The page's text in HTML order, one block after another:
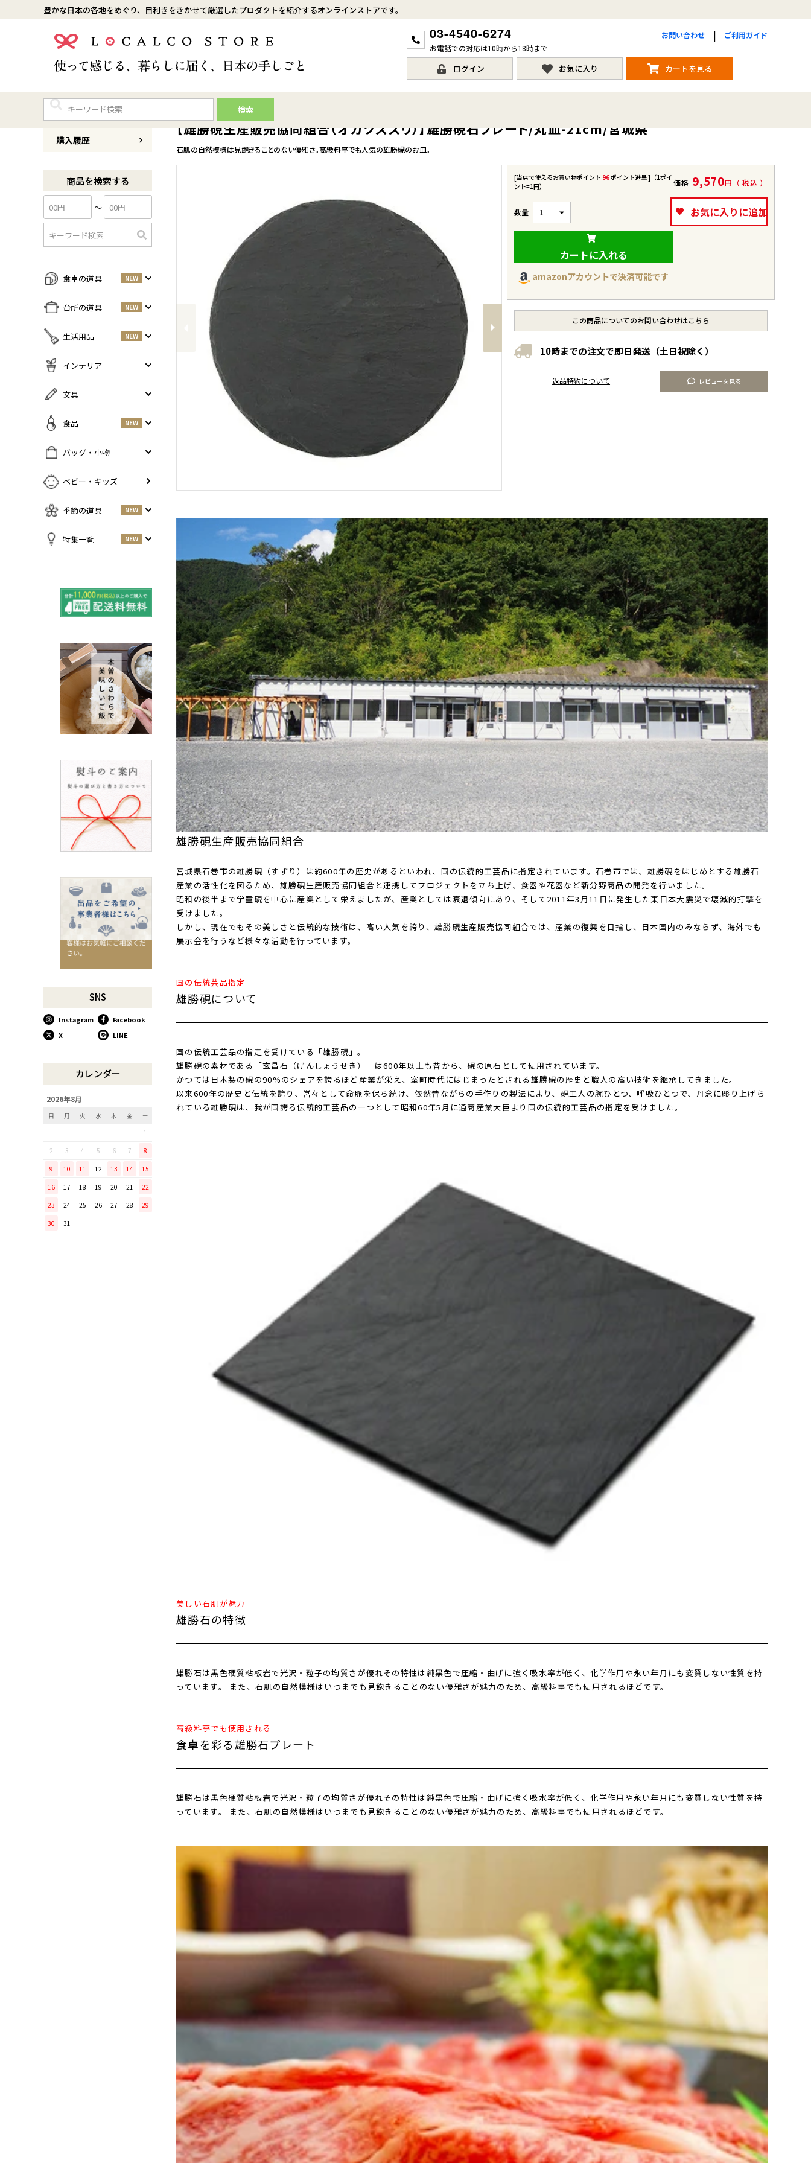
豊かな日本の各地をめぐり、目利きをきかせて厳選したプロダクトを紹介するオンラインストアです。
03-4540-6274
お電話での対応は10時から18時まで
お問い合わせ ご利用ガイド
ログイン お気に入り カートを見る
検索
購入履歴
商品を検索する
〜
検
食卓の道具 NEW
すべての商品をみる
丼・小鉢
グラス・タンブラー
NEW
トレイ・コースター・鍋しき
お弁当グッズ
ポット・鉄瓶
台所の道具 NEW
すべての商品をみる
鍋・フライパン
NEW
調理器具
保存容器
その他キッチンツール
生活用品 NEW
すべての商品をみる
美容ケア
NEW
インテリア
すべての商品をみる
香・ろうそく
文具
すべての商品をみる
PCアクセサリー
食品 NEW
すべての商品を見る
コーヒー NEW
NEW
バッグ・小物
すべての商品をみる
名刺入れ・カードケース
ベビー・キッズ
季節の道具 NEW
すべての商品をみる
秋
特集一覧 NEW
よくある質問〈ほうき
全般〉
NEW
方
棕櫚箒と江戸箒の違い NEW
江戸箒の特徴 NEW
棕櫚箒の特徴 NEW
箒で見直す暮らしの基
準
NEW
ノスタルジックな肥前びーど
SUSgalleryと過ごす至福の時
千切りピーラーで仕込んでみ
星座マグでくつろぎのひとと
コーヒーミルで格別な1杯を
味わう
行平鍋があればたいていのこ
とは大丈夫。
馬毛歯ブラシがオススメな理
お祝い事に欠かせない「ミニ
使い込んで育てる道具、卵焼
き鍋
リンゴのための魅せるナイフ
『pomme』
「毎日納豆を食べていま
てほしい山只華陶苑の納豆鉢
調理から盛り付けまでこなす
「寿 菜箸」は、とても優秀
作所のペティナイフ「ゆり
ミニパンのお手入れ方法
ミニパン（大）で料理を楽し
SNS
Instagram
Facebook
X
LINE
カレンダー
2026年8月
日 月 火 水 木 金
土
1
2
3 4 5 6 7
8
9
10 11 12 13 14
15
16
17 18 19 20 21
22
23
24 25 26 27 28
29
30
31
Previous
Next
石肌の自然模様は見飽きることのない優雅さ。高級料亭でも人気の雄勝硯のお皿。
【雄勝硯生産販売協同組合（オガツスズリ）】雄勝硯石プレート/丸皿-21cm/宮城県
[当店で使えるお買い物ポイント 96ポイント進呈 ]（1ポイ
ント=1円）
価格 9,570 税込
お気に入りに追加
カートに入れる
amazonアカウントで決済可能です
10時までの注文で即日発送（土日祝除く）
この商品についてのお問い合わせはこちら
レビューを見る
返品特約について
雄勝硯生産販売協同組合
宮城県石巻市の雄勝硯（すずり）は約600年の歴史があるといわれ、国の伝統的工芸品に指定されています。石巻市では、雄勝硯をはじめとする雄勝石
産業の活性化を図るため、雄勝硯生産販売協同組合と連携してプロジェクトを立ち上げ、食器や花器など新分野商品の開発を行いました。
昭和の後半まで学童硯を中心に産業として栄えましたが、産業としては衰退傾向にあり、そして2011年3月11日に発生した東日本大震災で壊滅的打撃を
受けました。
しかし、現在でもその美しさと伝統的な技術は、高い人気を誇り、雄勝硯生産販売協同組合では、産業の復興を目指し、日本国内のみならず、海外でも
展示会を行うなど様々な活動を行っています。
国の伝統芸品指定
雄勝硯について
国の伝統工芸品の指定を受けている「雄勝硯」。
雄勝硯の素材である「玄昌石（げんしょうせき）」は600年以上も昔から、硯の原石として使用されています。
かつては日本製の硯の90%のシェアを誇るほど産業が栄え、室町時代にはじまったとされる雄勝硯の歴史と職人の高い技術を継承してきました。
以来600年の歴史と伝統を誇り、営々として命脈を保ち続け、依然昔ながらの手作りの製法により、硯工人の腕ひとつ、呼吸ひとつで、丹念に彫り上げら
れている雄勝硯は、我が国誇る伝統的工芸品の一つとして昭和60年5月に通商産業大臣より国の伝統的工芸品の指定を受けました。
美しい石肌が魅力
雄勝石の特徴
雄勝石は黒色硬質粘板岩で光沢・粒子の均質さが優れその特性は純黒色で圧縮・曲げに強く吸水率が低く、化学作用や永い年月にも変質しない性質を持
っています。 また、石肌の自然模様はいつまでも見飽きることのない優雅さが魅力のため、高級料亭でも使用されるほどです。
高級料亭でも使用される
食卓を彩る雄勝石プレート
雄勝石は黒色硬質粘板岩で光沢・粒子の均質さが優れその特性は純黒色で圧縮・曲げに強く吸水率が低く、化学作用や永い年月にも変質しない性質を持
っています。 また、石肌の自然模様はいつまでも見飽きることのない優雅さが魅力のため、高級料亭でも使用されるほどです。